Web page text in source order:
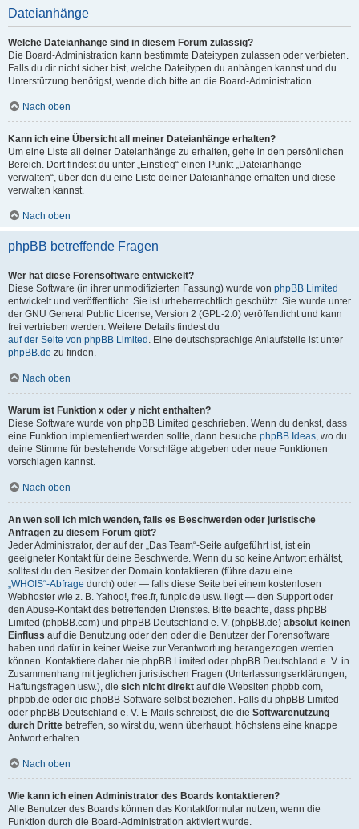
Dateianhänge
Welche Dateianhänge sind in diesem Forum zulässig?
Die Board-Administration kann bestimmte Dateitypen zulassen oder verbieten.
Falls du dir nicht sicher bist, welche Dateitypen du anhängen kannst und du
Unterstützung benötigst, wende dich bitte an die Board-Administration.
Nach oben
Kann ich eine Übersicht all meiner Dateianhänge erhalten?
Um eine Liste all deiner Dateianhänge zu erhalten, gehe in den persönlichen
Bereich. Dort findest du unter „Einstieg“ einen Punkt „Dateianhänge
verwalten“, über den du eine Liste deiner Dateianhänge erhalten und diese
verwalten kannst.
Nach oben
phpBB betreffende Fragen
Wer hat diese Forensoftware entwickelt?
Diese Software (in ihrer unmodifizierten Fassung) wurde von phpBB Limited
entwickelt und veröffentlicht. Sie ist urheberrechtlich geschützt. Sie wurde unter
der GNU General Public License, Version 2 (GPL-2.0) veröffentlicht und kann
frei vertrieben werden. Weitere Details findest du
auf der Seite von phpBB Limited . Eine deutschsprachige Anlaufstelle ist unter
phpBB.de zu finden.
Nach oben
Warum ist Funktion x oder y nicht enthalten?
Diese Software wurde von phpBB Limited geschrieben. Wenn du denkst, dass
eine Funktion implementiert werden sollte, dann besuche phpBB Ideas, wo du
deine Stimme für bestehende Vorschläge abgeben oder neue Funktionen
vorschlagen kannst.
Nach oben
An wen soll ich mich wenden, falls es Beschwerden oder juristische
Anfragen zu diesem Forum gibt?
Jeder Administrator, der auf der „Das Team“-Seite aufgeführt ist, ist ein
geeigneter Kontakt für deine Beschwerde. Wenn du so keine Antwort erhältst,
solltest du den Besitzer der Domain kontaktieren (führe dazu eine
„WHOIS“-Abfrage durch) oder — falls diese Seite bei einem kostenlosen
Webhoster wie z. B. Yahoo!, free.fr, funpic.de usw. liegt — den Support oder
den Abuse-Kontakt des betreffenden Dienstes. Bitte beachte, dass phpBB
Limited (phpBB.com) und phpBB Deutschland e. V. (phpBB.de) absolut keinen
Einfluss auf die Benutzung oder den oder die Benutzer der Forensoftware
haben und dafür in keiner Weise zur Verantwortung herangezogen werden
können. Kontaktiere daher nie phpBB Limited oder phpBB Deutschland e. V. in
Zusammenhang mit jeglichen juristischen Fragen (Unterlassungserklärungen,
Haftungsfragen usw.), die sich nicht direkt auf die Websiten phpbb.com,
phpbb.de oder die phpBB-Software selbst beziehen. Falls du phpBB Limited
oder phpBB Deutschland e. V. E-Mails schreibst, die die Softwarenutzung
durch Dritte betreffen, so wirst du, wenn überhaupt, höchstens eine knappe
Antwort erhalten.
Nach oben
Wie kann ich einen Administrator des Boards kontaktieren?
Alle Benutzer des Boards können das Kontaktformular nutzen, wenn die
Funktion durch die Board-Administration aktiviert wurde.